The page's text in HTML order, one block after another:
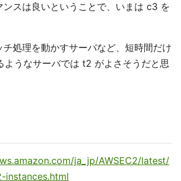
ンスは良いということで、いまは c3 を
チ処理を動かすサーバなど、短時間だけ
ようなサーバでは t2 がよさそうだと思
ja_jp/AWSEC2/latest/
instances.html